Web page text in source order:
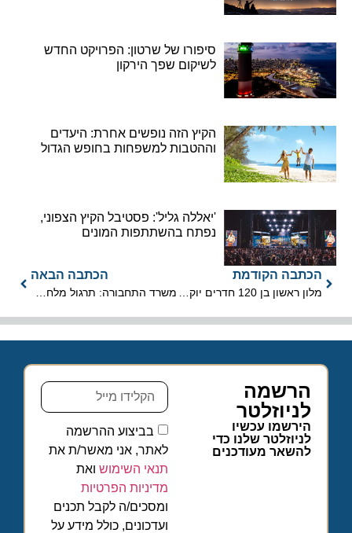
סיפורו של שרטון: הפרויקט החדש
לשיקום שפך הירקון
הקיץ הזה נופשים אחרת: היעדים
וההטבות למשפחות בחופש הגדול
'יאללה גליל': פסטיבל הקיץ הצפוני,
נפתח בהשתתפות המונים
הכתבה הקודמת
מלון ראשון בן 120 חדרים יוקם במתחם החי פארק בקרית מוצקין
הכתבה הבאה
משרד התחבורה: תרגול מלחמה רב זירתית ותרחיש עלטה
הרשמה
לניוזלטר
הירשמו עכשיו
לניוזלטר שלנו כדי
להשאר מעודכנים
בביצוע ההרשמה
לאתר, אני מאשר/ת את
תנאי השימושואת
מדיניות הפרטיות
ומסכים/ה לקבל תכנים
ועדכונים, כולל מידע על